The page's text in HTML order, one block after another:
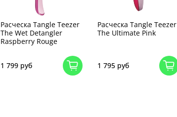
Расческа Tangle Teezer
The Wet Detangler
Raspberry Rouge
1 799 руб
Расческа Tangle Teezer
The Ultimate Pink
1 795 руб